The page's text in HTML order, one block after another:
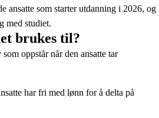
ansatte som starter utdanning i 2026, og
med studiet.
brukes til?
oppstår når den ansatte tar
har fri med lønn for å delta på